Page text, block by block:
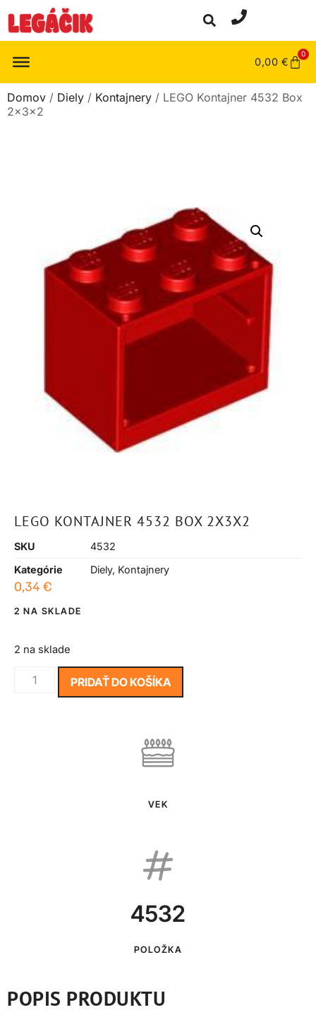
0,00 €
0
Domov / Diely / Kontajnery / LEGO Kontajner 4532 Box
2x3x2
LEGO KONTAJNER 4532 BOX 2X3X2
SKU
4532
Kategórie
Diely, Kontajnery
0,34 €
2 NA SKLADE
2 na sklade
PRIDAŤ DO KOŠÍKA
VEK
4532
POLOŽKA
POPIS PRODUKTU